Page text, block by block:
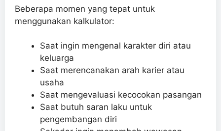
Beberapa momen yang tepat untuk
menggunakan kalkulator:
Saat ingin mengenal karakter diri atau
keluarga
Saat merencanakan arah karier atau
usaha
Saat mengevaluasi kecocokan pasangan
Saat butuh saran laku untuk
pengembangan diri